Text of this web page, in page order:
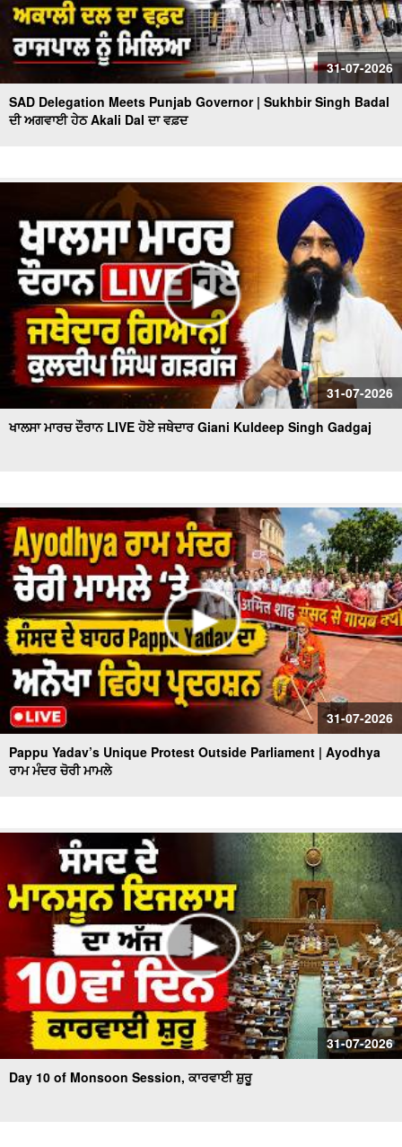
31-07-2026
SAD Delegation Meets Punjab Governor | Sukhbir Singh Badal
ਦੀ ਅਗਵਾਈ ਹੇਠ Akali Dal ਦਾ ਵਫ਼ਦ
31-07-2026
ਖਾਲਸਾ ਮਾਰਚ ਦੌਰਾਨ LIVE ਹੋਏ ਜਥੇਦਾਰ Giani Kuldeep Singh Gadgaj
31-07-2026
Pappu Yadav’s Unique Protest Outside Parliament | Ayodhya
ਰਾਮ ਮੰਦਰ ਚੋਰੀ ਮਾਮਲੇ
31-07-2026
Day 10 of Monsoon Session, ਕਾਰਵਾਈ ਸ਼ੁਰੂ